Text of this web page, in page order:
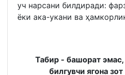
уч нарсани билдиради:
ёки ака-укани ва
Табир - башорат эмас,
билгувчи ягона